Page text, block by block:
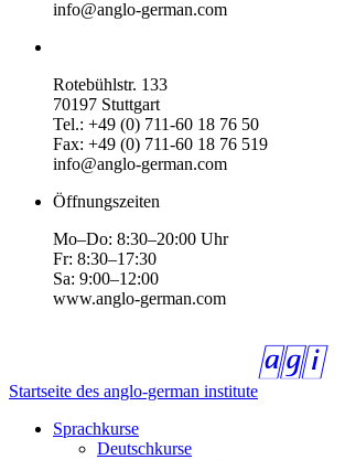
info@anglo-german.com
Rotebühlstr. 133
70197 Stuttgart
Tel.: +49 (0) 711-60 18 76 50
Fax: +49 (0) 711-60 18 76 519
info@anglo-german.com
Öffnungszeiten
Mo–Do: 8:30–20:00 Uhr
Fr: 8:30–17:30
Sa: 9:00–12:00
www.anglo-german.com
Startseite des anglo-german institute
Sprachkurse
Deutschkurse